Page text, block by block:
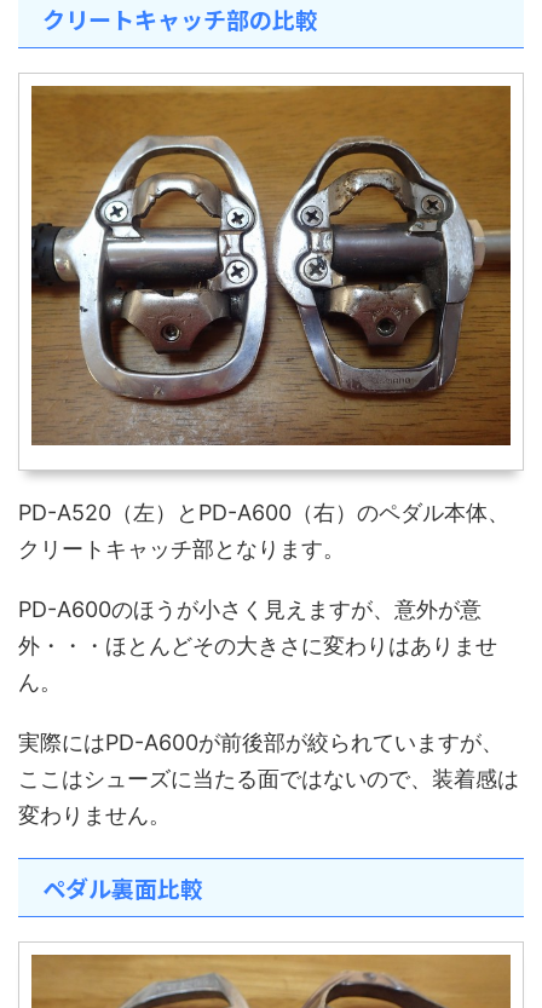
クリートキャッチ部の比較
PD-A520（左）とPD-A600（右）のペダル本体、
クリートキャッチ部となります。
PD-A600のほうが小さく見えますが、意外が意
外・・・ほとんどその大きさに変わりはありませ
ん。
実際にはPD-A600が前後部が絞られていますが、
ここはシューズに当たる面ではないので、装着感は
変わりません。
ペダル裏面比較